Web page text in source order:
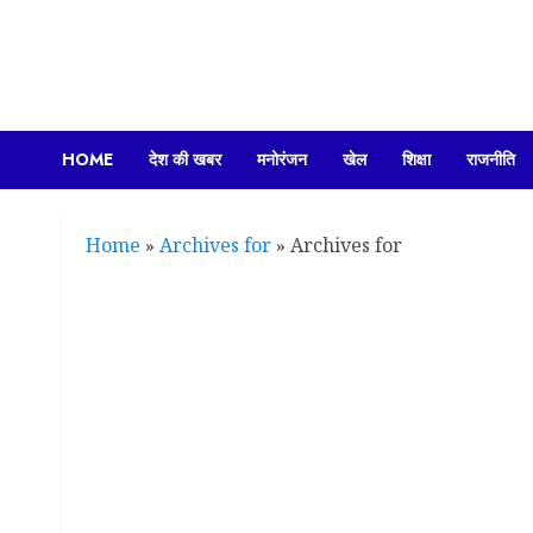
HOME देश की खबर मनोरंजन खेल शिक्षा राजनीति
Home » Archives for » Archives for